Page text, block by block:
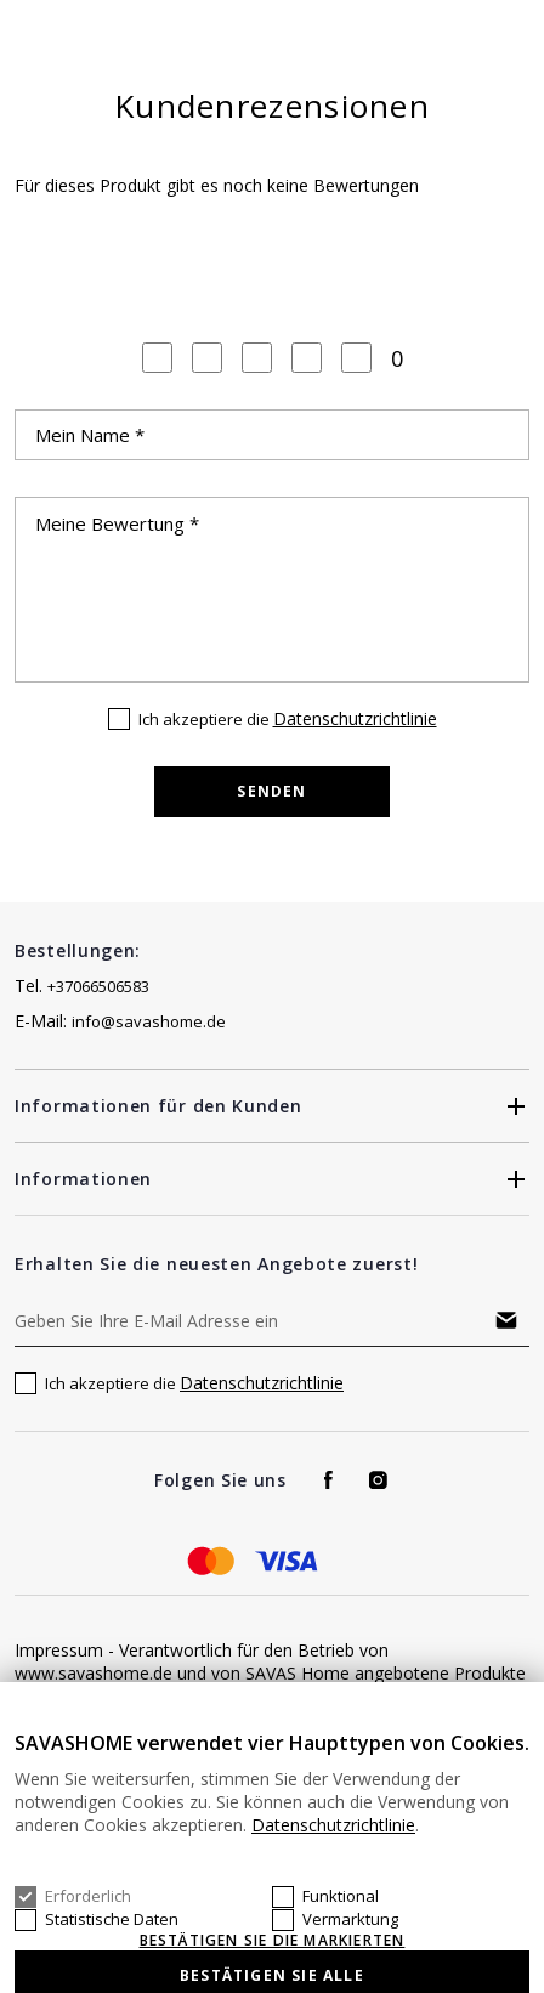
Kundenrezensionen
Für dieses Produkt gibt es noch keine Bewertungen
0
Ich akzeptiere die Datenschutzrichtlinie
SENDEN
Bestellungen:
Tel. +37066506583
E-Mail: info@savashome.de
Informationen für den Kunden
Informationen
Erhalten Sie die neuesten Angebote zuerst!
Ich akzeptiere die Datenschutzrichtlinie
Folgen Sie uns
Impressum - Verantwortlich für den Betrieb von
www.savashome.de und von SAVAS Home angebotene Produkte
senden Sie keine Waren ohne vorherige Bestätigung an diese
diesem Link: https://www.savashome.de/rueckgabebedingungen-
fuer-waren Gerne können Sie sich mit uns in Verbindung setzen:
Montag − Freitag: 08:00−16:00 Uhr E-Mail: Info@savashome.de
© 2026 SAVASHOME Alle Rechte vorbehalten.
SAVASHOME verwendet vier Haupttypen von Cookies.
Wenn Sie weitersurfen, stimmen Sie der Verwendung der
notwendigen Cookies zu. Sie können auch die Verwendung von
anderen Cookies akzeptieren. Datenschutzrichtlinie.
Erforderlich
Funktional
Statistische Daten
Vermarktung
BESTÄTIGEN SIE DIE MARKIERTEN
BESTÄTIGEN SIE ALLE